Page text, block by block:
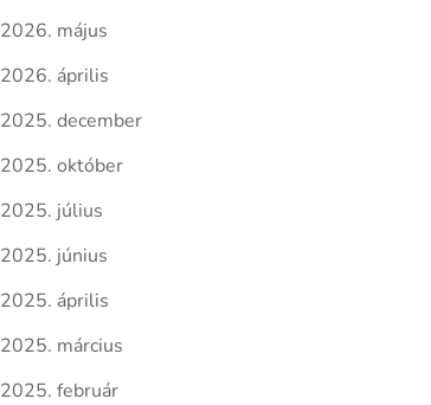
2026. május
2026. április
2025. december
2025. október
2025. július
2025. június
2025. április
2025. március
2025. február